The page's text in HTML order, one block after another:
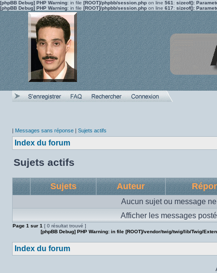
[phpBB Debug] PHP Warning: in file [ROOT]/phpbb/session.php on line 561 : sizeof():
[phpBB Debug] PHP Warning: in file [ROOT]/phpbb/session.php on line 617: sizeof():
| Messages sans réponse | Sujets actifs
Index du forum
Sujets actifs
Sujets Auteur
Aucun sujet ou message
Afficher les messages
Page 1 sur 1 [ 0 résultat trouvé ]
[phpBB Debug] PHP Warning: in file [ROOT]/vendor/twig/twig/lib/Twig/
Index du forum